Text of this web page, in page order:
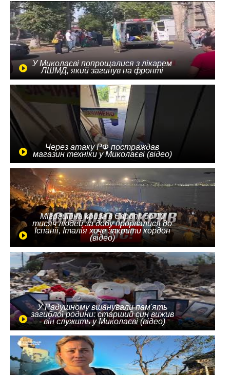
У Миколаєві попрощалися з лікарем
ЛШМД, який загинув на фронті
Через атаку РФ постраждав
магазин техніки у Миколаєві (відео)
Міграційна криза в Європі: до 10
тисяч людей за добу прорвалися до
Іспанії, Італія хоче закрити кордон
(відео)
У Радушному вшанували пам'ять
загиблої родини: старший син вижив
- він служить у Миколаєві (відео)